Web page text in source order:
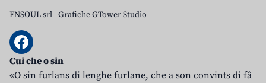
ENSOUL srl-Grafiche GTower Studio
Cui che o sin
«O sin furlans di lenghe furlane, che a son convints di fâ